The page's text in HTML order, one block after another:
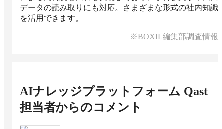
データの読み取りにも対応。さまざまな形式の社内知識
を活用できます。
※BOXIL編集部調査情報
AIナレッジプラットフォーム Qast
担当者からのコメント